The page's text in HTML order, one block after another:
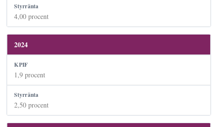
4,00 procent
2024
1,9 procent
2,50 procent